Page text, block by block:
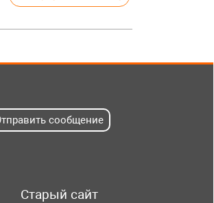
сообщение
Старый сайт